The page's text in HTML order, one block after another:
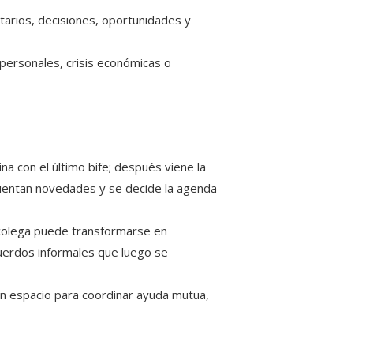
decisiones, oportunidades y
crisis económicas o
con el último bife; después viene la
novedades y se decide la agenda
puede transformarse en
informales que luego se
para coordinar ayuda mutua,